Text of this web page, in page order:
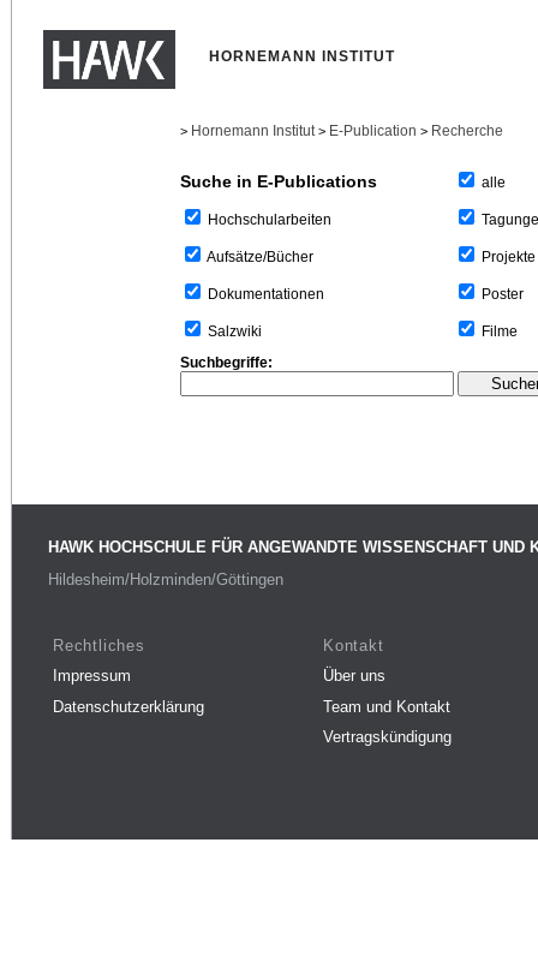
HORNEMANN INSTITUT
> Hornemann Institut > E-Publication > Recherche
Suche in E-Publications
Hochschularbeiten
Aufsätze/Bücher
Dokumentationen
Salzwiki
alle
Projekte
Poster
Filme
Suchbegriffe:
HAWK HOCHSCHULE FÜR ANGEWANDTE WISSENSCHAFT UND
Hildesheim/Holzminden/Göttingen
Rechtliches
Impressum
Datenschutzerklärung
Kontakt
Über uns
Team und Kontakt
Vertragskündigung